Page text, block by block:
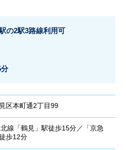
の2駅3路線利用可
区本町通2丁目99
線「鶴見」駅徒歩15分／「京急
歩12分